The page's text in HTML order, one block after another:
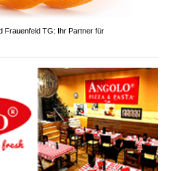
Frauenfeld TG: Ihr Partner für